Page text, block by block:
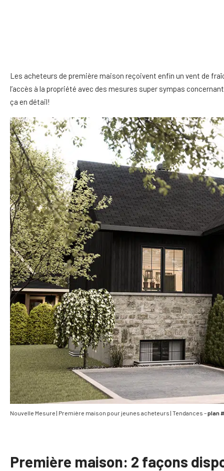
Les acheteurs de première maison reçoivent enfin un vent de
l’accès à la propriété avec des mesures super sympas
ça en détail!
Nouvelle Mesure | Première maison pour jeunes acheteurs | Tendances –plan
Première maison: 2 façons